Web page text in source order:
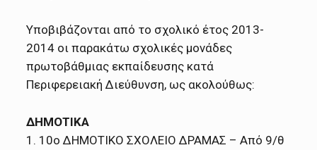
Υποβιβάζονται από το σχολικό έτος 2013-
2014 οι παρακάτω σχολικές μονάδες
πρωτοβάθμιας εκπαίδευσης κατά
Περιφερειακή Διεύθυνση, ως ακολούθως:
ΔΗΜΟΤΙΚΑ
1. 10ο ΔΗΜΟΤΙΚΟ ΣΧΟΛΕΙΟ ΔΡΑΜΑΣ – Από 9/θ